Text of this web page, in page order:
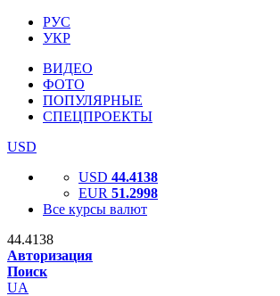
РУС
УКР
ВИДЕО
ФОТО
ПОПУЛЯРНЫЕ
СПЕЦПРОЕКТЫ
USD
USD 44.4138
EUR 51.2998
Все курсы валют
44.4138
Авторизация
Поиск
UA